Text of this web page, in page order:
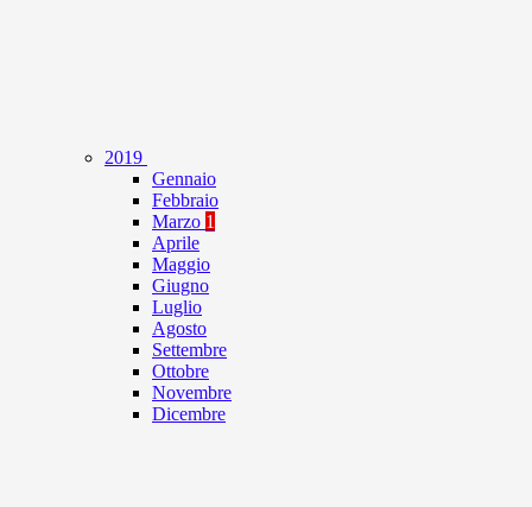
2019
Gennaio
Febbraio
Marzo 1
Aprile
Maggio
Giugno
Luglio
Agosto
Settembre
Ottobre
Novembre
Dicembre